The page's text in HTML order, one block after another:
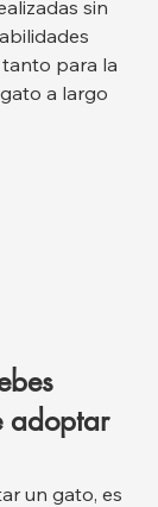
sin
para la
a largo
adoptar
un gato, es